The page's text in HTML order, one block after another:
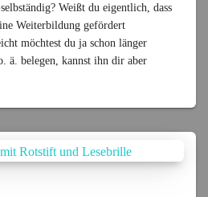
Weißt du eigentlich, dass
Weiterbildung gefördert
möchtest du ja schon länger
ä. belegen, kannst ihn dir aber